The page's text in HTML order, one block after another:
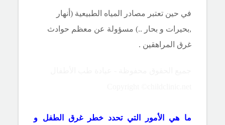
في حين تعتبر مصادر المياه الطبيعية (أنهار
,بحيرات و بحار ..) مسؤولة عن معظم حوادث
غرق المراهقين .
ما هي الأمور التي تحدد خطر غرق الطفل و